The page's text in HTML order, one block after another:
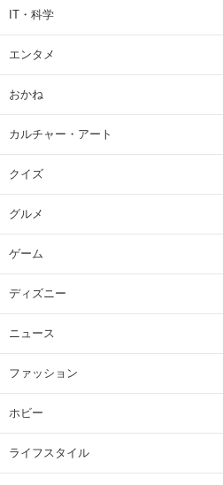
IT・科学
エンタメ
おかね
カルチャー・アート
クイズ
グルメ
ゲーム
ディズニー
ニュース
ファッション
ホビー
ライフスタイル